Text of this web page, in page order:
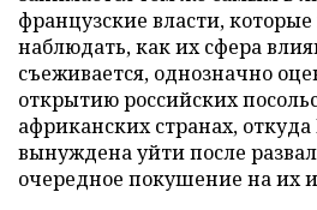
французские власти,
наблюдать, как их сфера
съеживается, однозначно
открытию российских
африканских странах,
вынуждена уйти после
очередное покушение на их